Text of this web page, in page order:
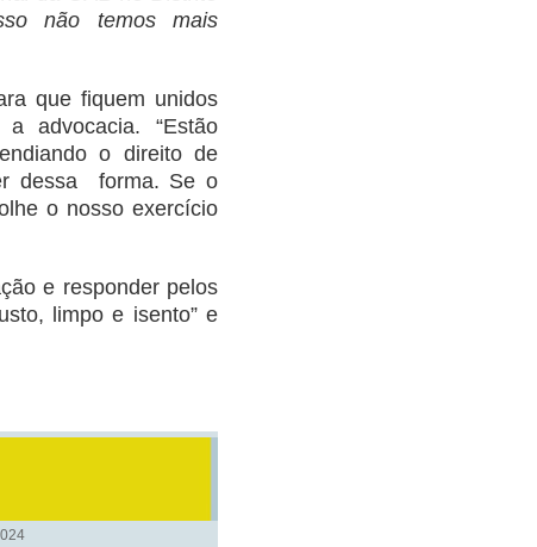
não temos mais
que fiquem unidos
advocacia. “Estão
o direito de
dessa forma. Se o
o nosso exercício
e responder pelos
limpo e isento” e